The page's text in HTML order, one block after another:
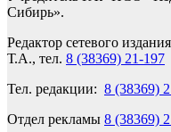
Сибирь».
Редактор сетевого
Т.А., тел. 8 (38369) 21-197
Тел. редакции: 8 (38369)
Отдел рекламы 8 (38369)